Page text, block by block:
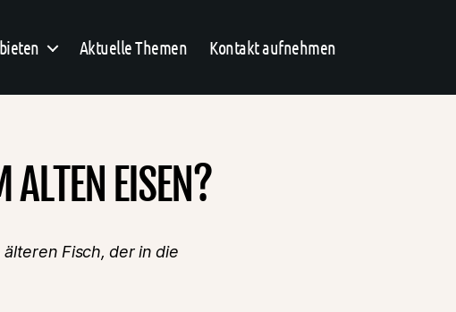
Aktuelle Themen Kontakt aufnehmen
ALTEN EISEN?
Fisch, der in die